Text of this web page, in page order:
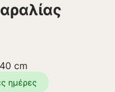
cm
ημέρες